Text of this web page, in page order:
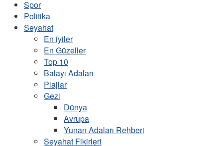
Spor
Politika
Seyahat
En iyiler
En Güzeller
Top 10
Balayı Adaları
Plajlar
Gezi
Dünya
Avrupa
Yunan Adaları Rehberi
Seyahat Fikirleri